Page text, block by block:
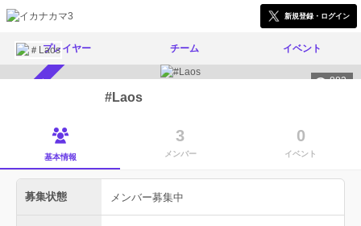
新規登録・ログイン
プレイヤー チーム イベント
883
#Laos
基本情報
3
メンバー
0
イベント
募集状態 メンバー募集中